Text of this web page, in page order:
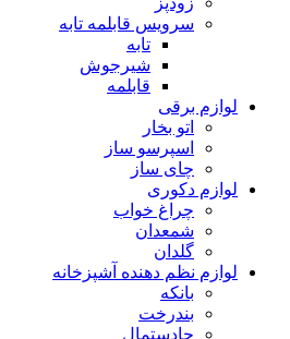
سرویس قابلمه تابه
تابه
شیرجوش
قابلمه
لوازم برقی
اتو بخار
اسپرسو ساز
چای ساز
لوازم دکوری
چراغ خواب
شمعدان
گلدان
لوازم نظم دهنده آشپزخانه
بانکه
بندرخت
جادستمال